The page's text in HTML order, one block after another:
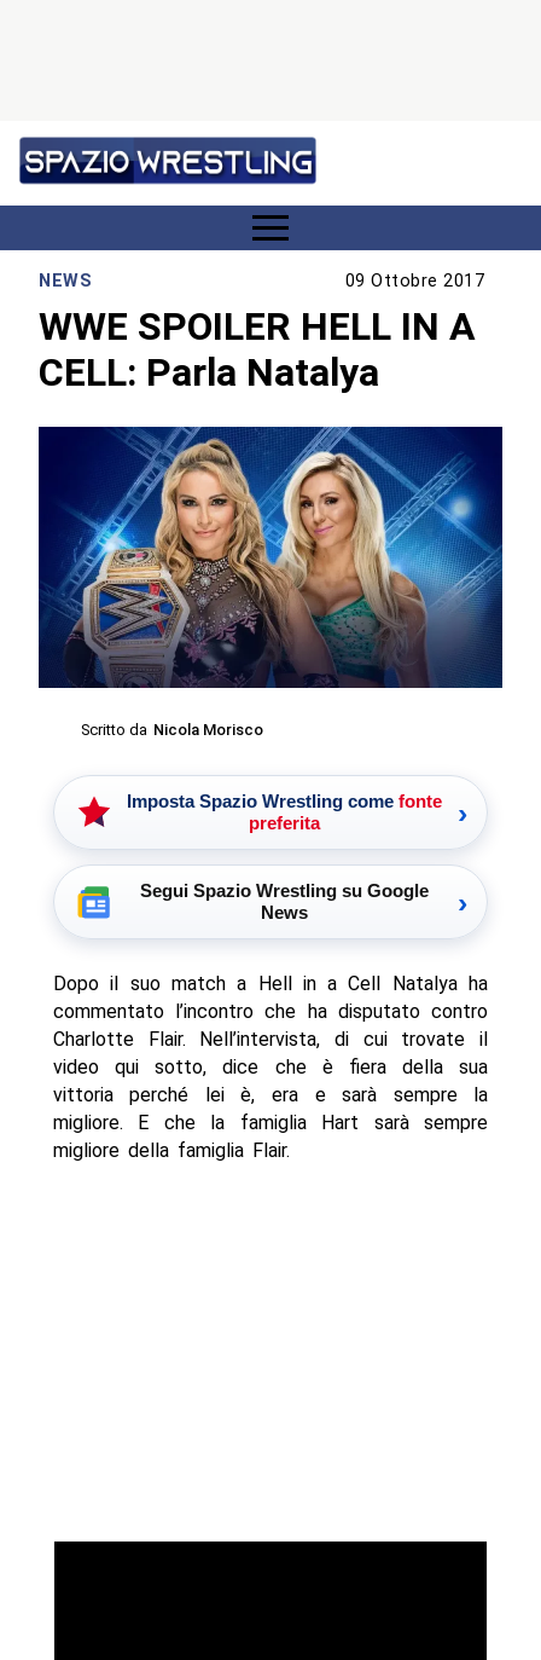
NEWS 09 Ottobre 2017
WWE SPOILER HELL IN A
CELL: Parla Natalya
Scritto da Nicola Morisco
Imposta Spazio Wrestling come fonte
preferita
›
Segui Spazio Wrestling su Google
News
›
Dopo il suo match a Hell in a Cell Natalya ha
commentato l’incontro che ha disputato contro
Charlotte Flair. Nell’intervista, di cui trovate il
video qui sotto, dice che è fiera della sua
vittoria perché lei è, era e sarà sempre la
migliore. E che la famiglia Hart sarà sempre
migliore della famiglia Flair.